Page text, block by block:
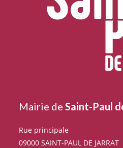
Mairie deSaint-Paul
Rue principale
09000 SAINT-PAUL DE JARRAT